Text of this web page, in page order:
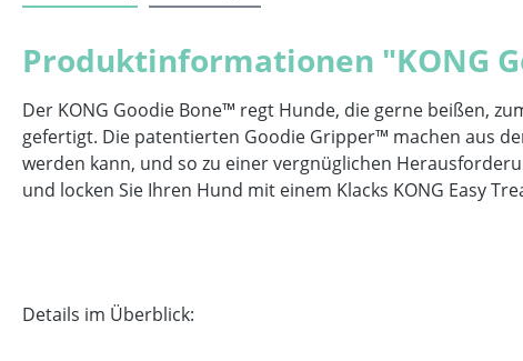
Produktinformationen "KONG
Der KONG Goodie Bone™ regt Hunde, die gerne beißen,
gefertigt. Die patentierten Goodie Gripper™ machen aus
werden kann, und so zu einer vergnüglichen
und locken Sie Ihren Hund mit einem Klacks KONG Easy
Details im Überblick: